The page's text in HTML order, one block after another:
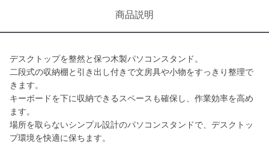
商品説明
デスクトップを整然と保つ木製パソコンスタンド。
二段式の収納棚と引き出し付きで文房具や小物をすっきり整理で
きます。
キーボードを下に収納できるスペースも確保し、作業効率を高め
ます。
場所を取らないシンプル設計のパソコンスタンドで、デスクトッ
プ環境を快適に保ちます。